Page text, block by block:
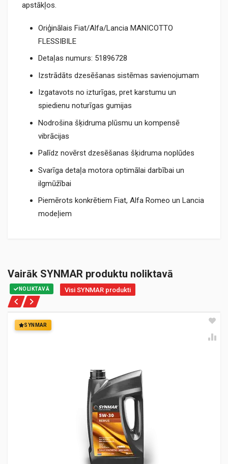
apstākļos.
Oriģinālais Fiat/Alfa/Lancia MANICOTTO
FLESSIBILE
Detaļas numurs: 51896728
Izstrādāts dzesēšanas sistēmas savienojumam
Izgatavots no izturīgas, pret karstumu un
spiedienu noturīgas gumijas
Nodrošina šķidruma plūsmu un kompensē
vibrācijas
Palīdz novērst dzesēšanas šķidruma noplūdes
Svarīga detaļa motora optimālai darbībai un
ilgmūžībai
Piemērots konkrētiem Fiat, Alfa Romeo un Lancia
modeļiem
Vairāk SYNMAR produktu noliktavā
NOLIKTAVĀ Visi SYNMAR produkti
SYNMAR